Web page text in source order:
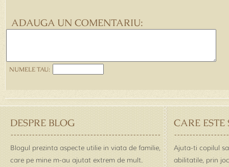
ADAUGA UN COMENTARIU:
NUMELE TAU:
DESPRE BLOG
Blogul prezinta aspecte utilie in viata de familie,
care pe mine m-au ajutat extrem de mult.
CARE ESTE
Ajuta-ti copilul
abilitatile, prin